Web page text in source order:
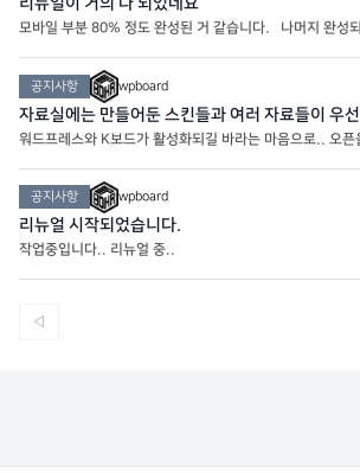
모바일 부분 80% 정도 완성된 거 같습니다. 나머지 완성
공지사항 wpboard
자료실에는 만들어둔 스킨들과 여러 자료들이 우
워드프레스와 K보드가 활성화되길 바라는 마음으로.. 오
공지사항 wpboard
리뉴얼 시작되었습니다.
작업중입니다.. 리뉴얼 중..
◁